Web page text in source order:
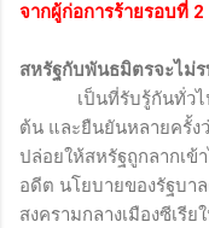
จากผู้ก่อการร้ายรอบที่
สหรัฐกับพันธมิตรจะไม่
เป็นที่รับรู้กันทั่วไปว่
ต้น และยืนยันหลายครั้ง
ปล่อยให้สหรัฐถูกลากเข้
อดีต นโยบายของรัฐบา
สงครามกลางเมืองซีเรี